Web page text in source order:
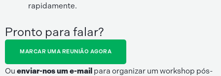
rapidamente.
Pronto para falar?
MARCAR UMA REUNIÃO AGORA
Ou enviar-nos um e-mail para organizar um workshop pós-